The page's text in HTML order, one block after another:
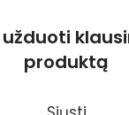
produktą